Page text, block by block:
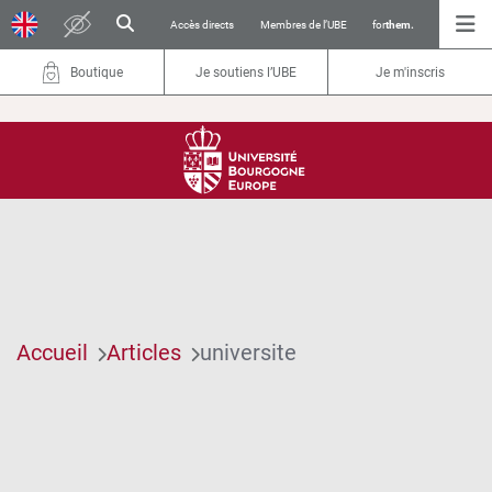
Accès directs Membres de l’UBE forthem.
Boutique Je soutiens l’UBE Je m'inscris
Accueil Articles universite